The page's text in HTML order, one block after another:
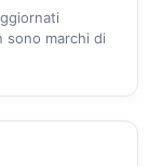
sono marchi di